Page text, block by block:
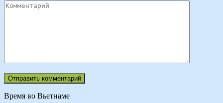
Время во Вьетнаме